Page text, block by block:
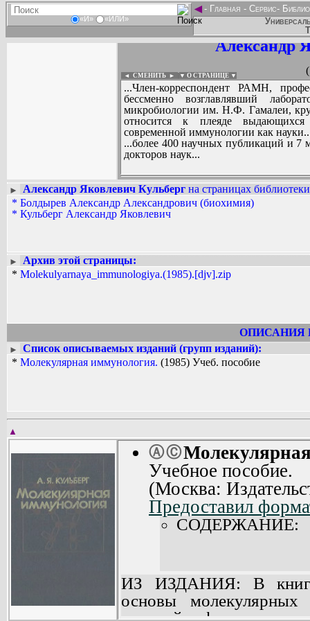
«И» «ИЛИ»
◄- Главная - Сервис-
Александр
◄ СМЕНИТЬ ► ▼ О СТРАНИЦЕ ▼
...Член-корреспондент РАМН,
бессменно возглавлявший
микробиологии им. Н.Ф. Гамалеи,
относится к плеяде
современной иммунологии как
...более 400 научных публикаций и 7
докторов наук...
Вадим Ершов...
...
► Александр Яковлевич Кульберг на страницах
* Болдырев Александр Александрович (биохимия)
* Кульберг Александр Яковлевич
►
Архив этой страницы:
* Molekulyarnaya_immunologiya.(1985).[djv].zip
ОПИСАНИЯ
►
Список описываемых изданий (групп изданий):
* Молекулярная иммунология. (1985) Учеб. пособие
▲
ⒶⒸ
Учебное пособие.
(Москва:
Предоставил
СОДЕРЖАНИЕ:
ИЗ ИЗДАНИЯ: В книге
основы